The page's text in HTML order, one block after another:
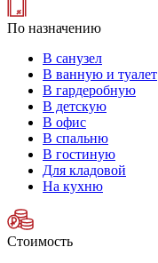
По назначению
В санузел
В ванную и туалет
В гардеробную
В детскую
В офис
В спальню
В гостиную
Для кладовой
На кухню
Стоимость